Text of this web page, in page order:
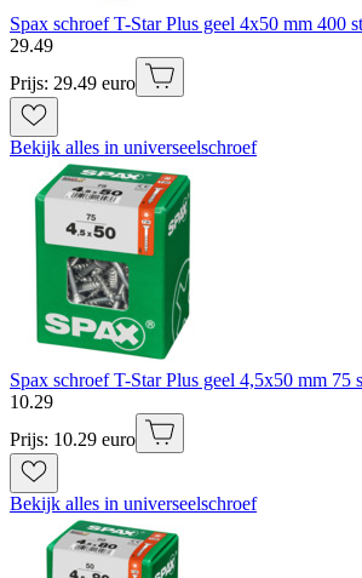
Spax schroef T-Star Plus geel 4x50 mm 400
29.49
Prijs: 29.49 euro
Bekijk alles in universeelschroef
Spax schroef T-Star Plus geel 4,5x50 mm 75
10.29
Prijs: 10.29 euro
Bekijk alles in universeelschroef